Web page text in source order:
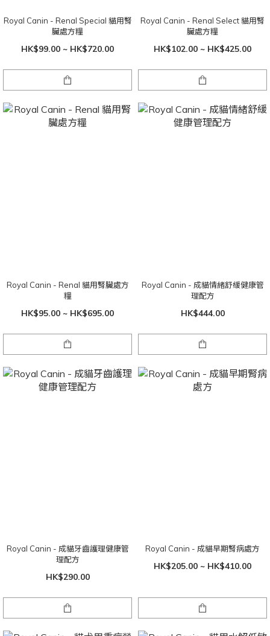
Royal Canin - Renal Special 貓用腎
臟處方糧
HK$99.00 ~ HK$720.00
Royal Canin - Renal Select 貓用腎
臟處方糧
HK$102.00 ~ HK$425.00
Royal Canin - Renal 貓用腎臟處方
糧
HK$95.00 ~ HK$695.00
Royal Canin - 成貓情緒舒緩健康管
理配方
HK$444.00
Royal Canin - 成貓牙齒護理健康管
理配方
HK$290.00
Royal Canin - 成貓早期腎病處方
HK$205.00 ~ HK$410.00